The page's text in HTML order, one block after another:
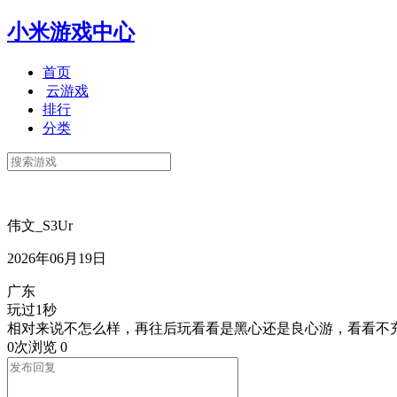
小米游戏中心
首页
云游戏
排行
分类
伟文_S3Ur
2026年06月19日
广东
玩过1秒
相对来说不怎么样，再往后玩看看是黑心还是良心游，看看不
0次浏览 0